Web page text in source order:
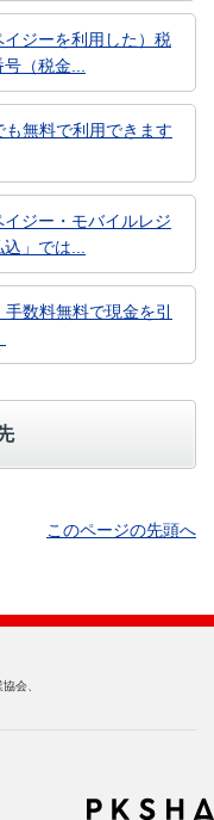
ジーを利用した）税
（税金...
無料で利用できます
ジー・モバイルレジ
」では...
数料無料で現金を引
このページの先頭へ
会、